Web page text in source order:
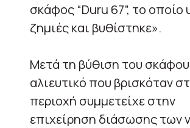
σκάφος “Duru 67”, το οποίο
ζημιές και βυθίστηκε».
Μετά τη βύθιση του
αλιευτικό που βρισκόταν
περιοχή συμμετείχε στην
επιχείρηση διάσωσης των